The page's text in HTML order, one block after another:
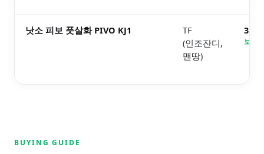
낫소 피보 풋살화 PIVO KJ1
TF
(인조잔디,
맨땅)
3.5
보러
BUYING GUIDE